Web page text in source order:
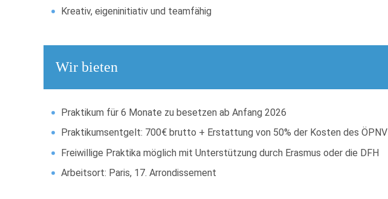
Kreativ, eigeninitiativ und teamfähig
Wir bieten
Praktikum für 6 Monate zu besetzen ab Anfang 2026
Praktikumsentgelt: 700€ brutto + Erstattung von 50% der Kosten des ÖPNV
Freiwillige Praktika möglich mit Unterstützung durch Erasmus oder die DFH
Arbeitsort: Paris, 17. Arrondissement